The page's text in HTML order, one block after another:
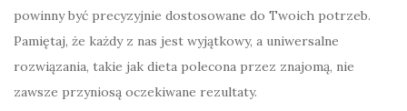
powinny być precyzyjnie dostosowane do Twoich potrzeb.
Pamiętaj, że każdy z nas jest wyjątkowy, a uniwersalne
rozwiązania, takie jak dieta polecona przez znajomą, nie
zawsze przyniosą oczekiwane rezultaty.